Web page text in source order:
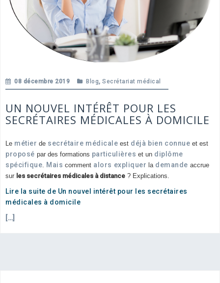
08 décembre 2019 Blog, Secrétariat médical
UN NOUVEL INTÉRÊT POUR LES
SECRÉTAIRES MÉDICALES À DOMICILE
Le métier de secrétaire médicale est déjà bien connue et est
proposé par des formations particulières et un diplôme
spécifique
Mais comment alors expliquer la demande accrue
sur les secrétaires médicales à distance ? Explications.
Lire la suite de Un nouvel intérêt pour les secrétaires
médicales à domicile
[…]